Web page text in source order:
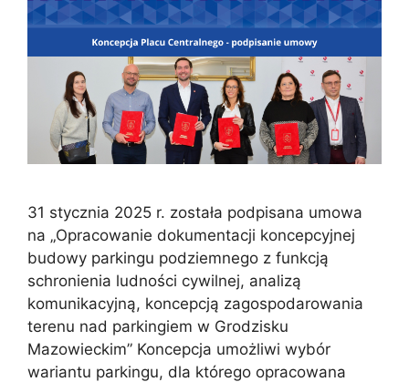
31 stycznia 2025 r. została podpisana umowa
na „Opracowanie dokumentacji koncepcyjnej
budowy parkingu podziemnego z funkcją
schronienia ludności cywilnej, analizą
komunikacyjną, koncepcją zagospodarowania
terenu nad parkingiem w Grodzisku
Mazowieckim” Koncepcja umożliwi wybór
wariantu parkingu, dla którego opracowana